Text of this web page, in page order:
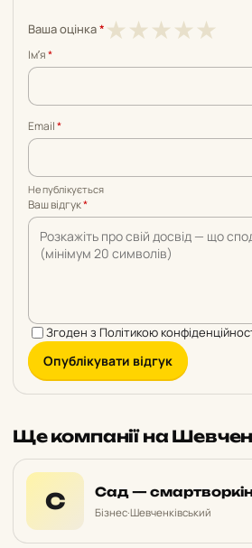
Ваша оцінка* ★
5
★4
5
★3
5
★2
5
★1
5
Імʼя*
Email*
Не публікується
Ваш відгук*
Згоден з Політикою
Опублікувати відгук
Ще компанії на
С Сад —
Бізнес·Шевченківський